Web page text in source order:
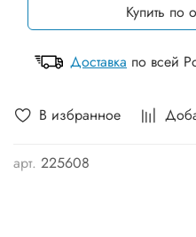
В избранное
арт. 225608
Купить по
Доставка по всей